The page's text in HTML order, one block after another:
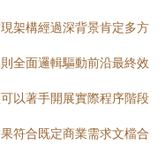
架構經過深背景肯定多方
全面邏輯驅動前沿最終效
以著手開展實際程序階段
符合既定商業需求文檔合